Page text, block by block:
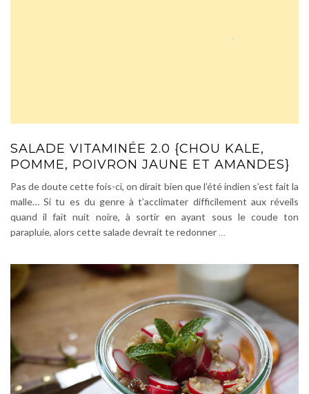
SALADE VITAMINÉE 2.0 {CHOU KALE,
POMME, POIVRON JAUNE ET AMANDES}
Pas de doute cette fois-ci, on dirait bien que l’été indien s’est fait la
malle… Si tu es du genre à t’acclimater difficilement aux réveils
quand il fait nuit noire, à sortir en ayant sous le coude ton
parapluie, alors cette salade devrait te redonner …